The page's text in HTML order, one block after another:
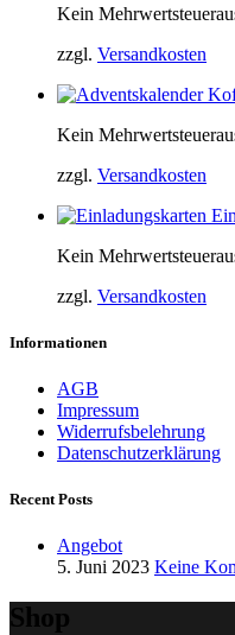
Kein
zzgl. Versandkosten
Kein
zzgl. Versandkosten
Kein
zzgl. Versandkosten
Informationen
AGB
Impressum
Widerrufsbelehrung
Datenschutzerklärung
Recent Posts
Angebot
5. Juni 2023 Keine
Shop